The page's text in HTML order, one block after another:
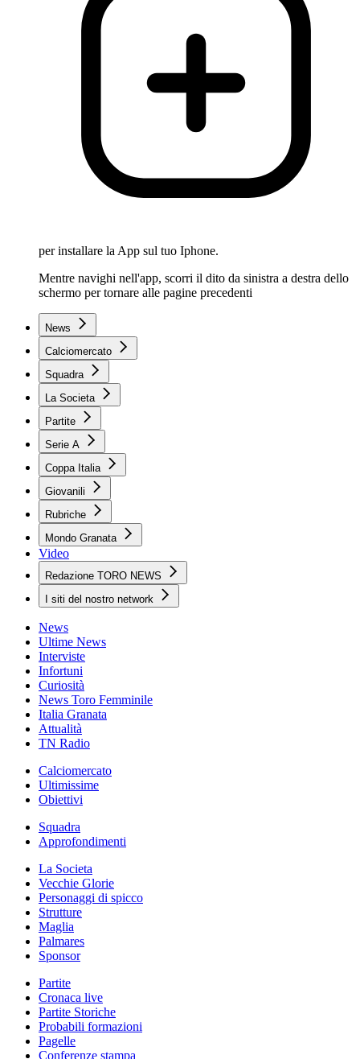
per installare la App sul tuo Iphone.
Mentre navighi nell'app, scorri il dito da sinistra a destra dello
schermo per tornare alle pagine precedenti
News
Calciomercato
Squadra
La Societa
Partite
Serie A
Coppa Italia
Giovanili
Rubriche
Mondo Granata
Video
Redazione TORO NEWS
I siti del nostro network
News
Ultime News
Interviste
Infortuni
Curiosità
News Toro Femminile
Italia Granata
Attualità
TN Radio
Calciomercato
Ultimissime
Obiettivi
Squadra
Approfondimenti
La Societa
Vecchie Glorie
Personaggi di spicco
Strutture
Maglia
Palmares
Sponsor
Partite
Cronaca live
Partite Storiche
Probabili formazioni
Pagelle
Conferenze stampa